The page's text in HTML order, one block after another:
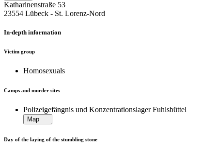
Katharinenstraße 53
23554 Lübeck ‐ St. Lorenz-Nord
In-depth information
Victim group
Homosexuals
Camps and murder sites
Polizeigefängnis und Konzentrationslager Fuhlsbüttel
Day of the laying of the stumbling stone